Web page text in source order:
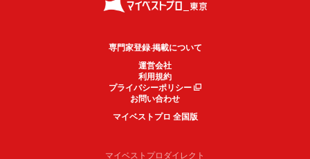
専門家登録·掲載について
運営会社
利用規約
プライバシーポリシー
お問い合わせ
マイベストプロ 全国版
マイベストプロダイレクト